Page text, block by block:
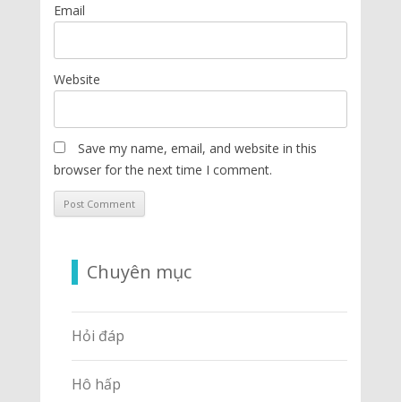
Email
Website
Save my name, email, and website in this
browser for the next time I comment.
Chuyên mục
Hỏi đáp
Hô hấp